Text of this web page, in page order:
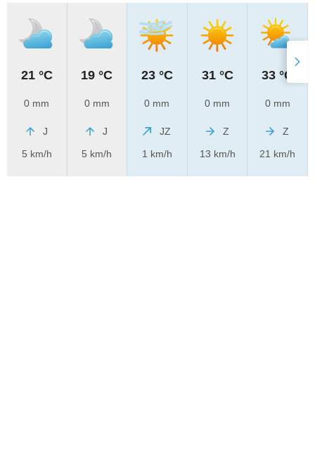
21 °C
0 mm
J
5 km/h
19 °C
0 mm
J
5 km/h
23 °C
0 mm
JZ
1 km/h
31 °C
0 mm
Z
13 km/h
33 °C
0 mm
Z
21 km/h